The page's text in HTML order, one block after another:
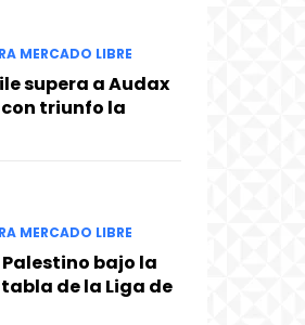
MERCADO LIBRE
supera a Audax
triunfo la
MERCADO LIBRE
bajo la
de la Liga de